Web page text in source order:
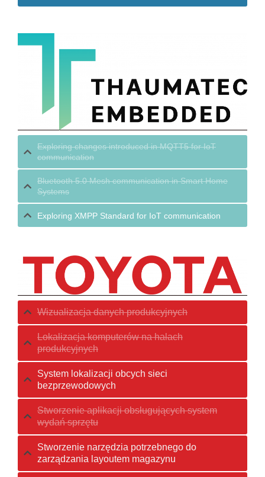
Exploring changes introduced in MQTT5 for IoT
communication
Bluetooth 5.0 Mesh communication in Smart Home
Systems
Exploring XMPP Standard for IoT communication
Wizualizacja danych produkcyjnych
Lokalizacja komputerów na halach
produkcyjnych
System lokalizacji obcych sieci
bezprzewodowych
Stworzenie aplikacji obsługujących system
wydań sprzętu
Stworzenie narzędzia potrzebnego do
zarządzania layoutem magazynu